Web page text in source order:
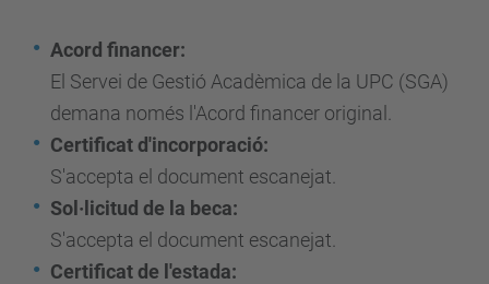
Acord financer:
El Servei de Gestió Acadèmica de la UPC (SGA)
demana només l'Acord financer original.
Certificat d'incorporació:
S'accepta el document escanejat.
Sol·licitud de la beca:
S'accepta el document escanejat.
Certificat de l'estada: